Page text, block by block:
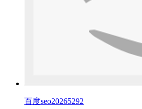
百度seo20265292